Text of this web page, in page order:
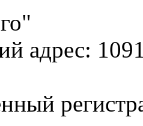
адрес: